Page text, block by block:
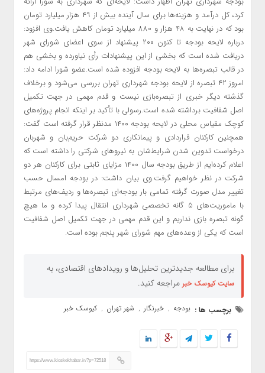
کرد، کل درآمد و هزینه‌ها برای سال آینده بیش از ۴۹ هزار میلیارد تومان
بود که در نهایت به ۴۸ هزار و ۸۸۰ میلیارد تومان کاهش یافت.وی افزود:
درباره لایحه بودجه تا کنون ۲۰۰ پیشنهاد از سوی اعضای شورای شهر
دریافت شده است که بخشی از این پیشنهادات رأی نیاورده و بخشی هم
در قالب تبصره‌ها به لایحه بودجه افزوده شده است.عضو شورا ادامه داد:
امروز ۴۲ تبصره از لایحه بودجه شهرداری تهران بررسی می‌شود و برخلاف
گذشته دیگر خبری از تبصره‌بازی نیست و قدم مهمی در جهت تکمیل
اصل شفافیت برداشته شده است.رسولی با تأکید بر اینکه انجام پروژه‌های
کوچک مقیاس محلی در لایحه بودجه ۱۴۰۰ مدنظر قرار گرفته است گفت:
همچنین کارکنان قراردادی و پیمانکاری دو شرکت حریم‌بان و شهربان
درخواست تدوین شدن شرایط‌شان به نیرو‌های شرکتی را داشته است که
اعلام کرده‌ایم از طریق بودجه سال ۱۴۰۰ مزایای ثابتی برای کارکنان هر دو
شرکت در نظر خواهیم گرفت.وی بیان داشت: در بودجه امسال حسب
تغییر مدل صورت گرفته تمامی بار بودجه‌ای تبصره‌ها و ردیف‌های مرتبط
با ماموریت‌های ۵ گانه تخصصی شهرداری انتقال پیدا کرده و ما هیچ
گونه تبصره بازی نداریم و این قدم مهمی در جهت تکمیل اصل شفافیت
است که یکی از وعده‌های مهم شورای شهر پنجم بوده است.
برای مطالعه جدیدترین تحلیل‌ها و رویدادهای اقتصادی، به
سایت کیوسک خبر مراجعه کنید.
برچسب ها : بودجه , خبرنگار , شهر تهران , کیوسک خبر
https://www.kioskekhabar.ir/?p=72518